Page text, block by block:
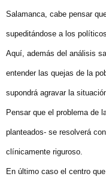
Salamanca, cabe pensar
supeditándose a los
Aquí, además del análisis
entender las quejas de la
supondrá agravar la
Pensar que el problema de
planteados- se resolverá
clínicamente riguroso.
En último caso el centro